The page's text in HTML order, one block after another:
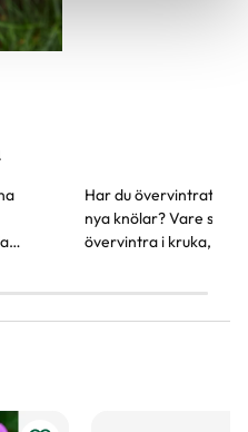
dahlia.
Har du övervintrat din
nya knölar? Vare sig
övervintra i kruka,
bra idé att förodla